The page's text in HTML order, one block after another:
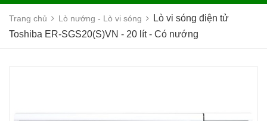
Trang chủ Lò nướng - Lò vi sóng
Lò vi sóng điện tử
Toshiba ER-SGS20(S)VN - 20 lít - Có nướng